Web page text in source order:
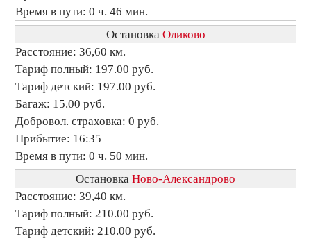
Время в пути: 0 ч. 46 мин.
Остановка Оликово
Расстояние: 36,60 км.
Тариф полный: 197.00 руб.
Тариф детский: 197.00 руб.
Багаж: 15.00 руб.
Добровол. страховка: 0 руб.
Прибытие: 16:35
Время в пути: 0 ч. 50 мин.
Остановка Ново-Александрово
Расстояние: 39,40 км.
Тариф полный: 210.00 руб.
Тариф детский: 210.00 руб.